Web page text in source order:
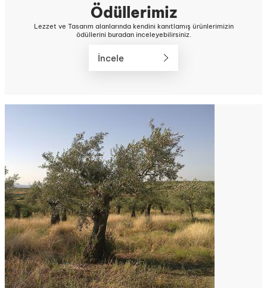
Ödüllerimiz
Lezzet ve Tasarım alanlarında kendini kanıtlamış ürünlerimizin
ödüllerini buradan inceleyebilirsiniz.
İncele